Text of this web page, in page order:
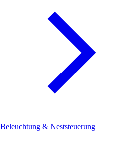
Beleuchtung & Neststeuerung